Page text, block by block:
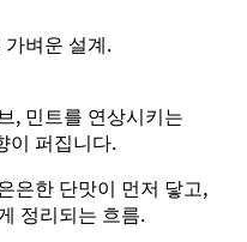
벼운 설계.
, 민트를 연상시키는
이 퍼집니다.
은한 단맛이 먼저 닿고,
정리되는 흐름.